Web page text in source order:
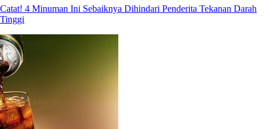
Catat! 4 Minuman Ini Sebaiknya Dihindari Penderita Tekanan Darah
Tinggi